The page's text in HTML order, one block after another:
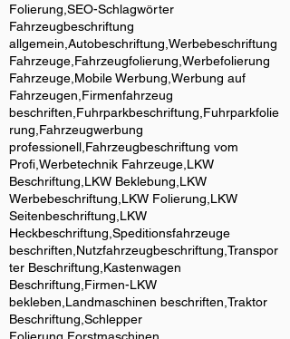
Folierung,SEO-Schlagwörter
Fahrzeugbeschriftung
allgemein,Autobeschriftung,Werbebeschriftung
Fahrzeuge,Fahrzeugfolierung,Werbefolierung
Fahrzeuge,Mobile Werbung,Werbung auf
Fahrzeugen,Firmenfahrzeug
beschriften,Fuhrparkbeschriftung,Fuhrparkfolie
rung,Fahrzeugwerbung
professionell,Fahrzeugbeschriftung vom
Profi,Werbetechnik Fahrzeuge,LKW
Beschriftung,LKW Beklebung,LKW
Werbebeschriftung,LKW Folierung,LKW
Seitenbeschriftung,LKW
Heckbeschriftung,Speditionsfahrzeuge
beschriften,Nutzfahrzeugbeschriftung,Transpor
ter Beschriftung,Kastenwagen
Beschriftung,Firmen-LKW
bekleben,Landmaschinen beschriften,Traktor
Beschriftung,Schlepper
Folierung,Forstmaschinen